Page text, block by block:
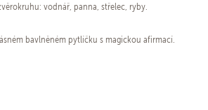
vodnář, panna, střelec, ryby.
bavlněném pytlíčku s magickou afirmací.